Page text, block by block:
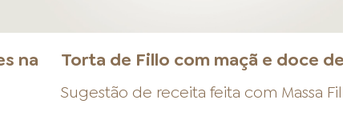
na Torta de Fillo com maçã e doce de
Sugestão de receita feita com Massa Fillo